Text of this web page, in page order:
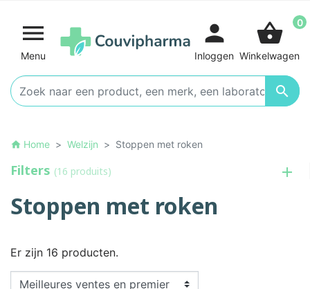

Menu

person
Inloggen
shopping_basket 0
Winkelwagen
home Home Welzijn Stoppen met roken
Filters (16 produits)
Stoppen met roken
Er zijn 16 producten.